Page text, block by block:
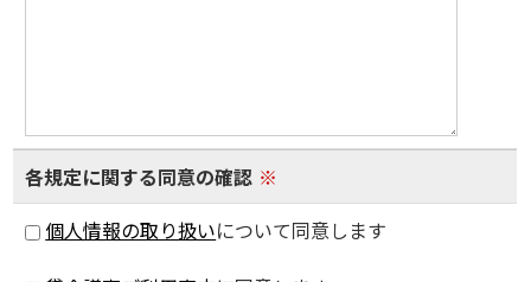
各規定に関する同意の確認 ※
個人情報の取り扱いについて同意します